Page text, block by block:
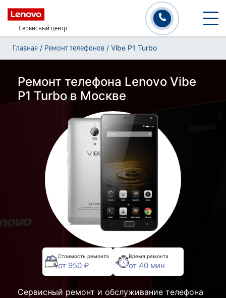
Сервисный центр
Главная / Ремонт телефонов / Vibe P1 Turbo
Ремонт телефона Lenovo Vibe
P1 Turbo в Москве
Стоимость ремонта
от 950 ₽
Время ремонта
от 40 мин
Сервисный ремонт и обслуживание телефона